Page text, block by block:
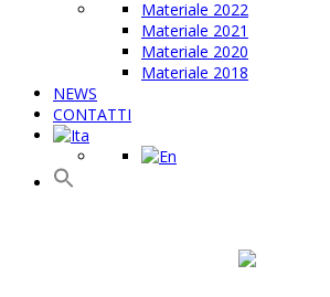
Materiale 2022
Materiale 2021
Materiale 2020
Materiale 2018
NEWS
CONTATTI